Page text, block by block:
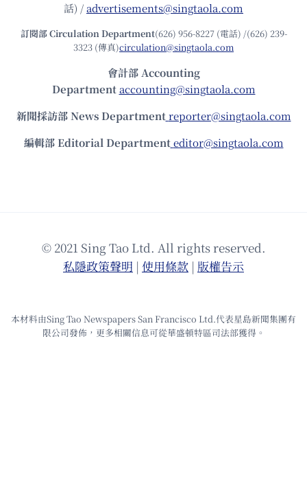
話) /advertisements@singtaola.com
訂閱部 Circulation Department(626) 956-8227 (電話) /(626) 239-
3323 (傳真)circulation@singtaola.com
會計部 Accounting
Department accounting@singtaola.com
新聞採訪部 News Department reporter@singtaola.com
編輯部 Editorial Department editor@singtaola.com
© 2021 Sing Tao Ltd. All rights reserved.
私隱政策聲明 | 使⽤條款 | 版權告⽰
本材料由Sing Tao Newspapers San Francisco Ltd.代表星島新聞集團有
限公司發佈，更多相關信息可從華盛頓特區司法部獲得。